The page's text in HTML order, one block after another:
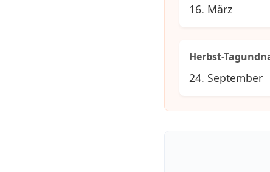
16. März
Herbst-
24. September